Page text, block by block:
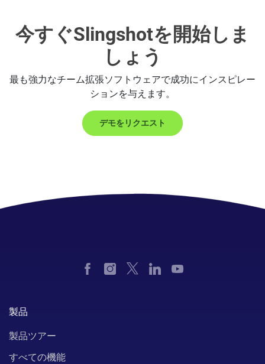
可視化の向上: IT分析により、組織はIT操
業の包括的なビューを取得し、傾向とパタ
ーンを特定しやすくなり、テクノロジー投
資の将来方向性に関して詳しい情報に基づ
いた決定を下すことができます。
はセキュリティの脅威にアクティブに対応
し、データ漏洩やその他のセキュリティイ
証し、時間経過に伴う変更を追跡するため
直感的でアクション可能な洞察を提供し、
広範な技術専門知識を必要としません。
セキュリティ: ソフトウェアは、機密デー
タ、会話、およびファイルを保護し、認可
されたユーザーのみがアクセスできること
する必要があります。
データ分析:
ソフトウェアは、データを簡
今すぐSlingshotを開始しま
しょう
最も強力なチーム拡張ソフトウェアで成功にインスピレー
ションを与えます。
デモをリクエスト
製品
製品ツアー
すべての機能